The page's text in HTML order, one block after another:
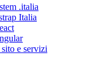
.italia
Italia
e servizi